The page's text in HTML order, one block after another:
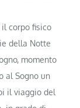
il corpo fisico
della Notte
momento
al Sogno un
il viaggio del